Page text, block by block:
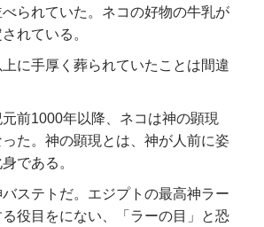
られていた。ネコの好物の牛乳が
れている。
に手厚く葬られていたことは間違
前1000年以降、ネコは神の顕現
った。神の顕現とは、神が人前に姿
である。
ステトだ。エジプトの最高神ラー
役目をにない、「ラーの目」と恐